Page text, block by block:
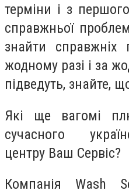
терміни і з
справжньої
знайти справжніх
жодному разі і за
підведуть, знайте,
Які ще вагомі
сучасного
центру Ваш Сервіс?
Компанія Wash